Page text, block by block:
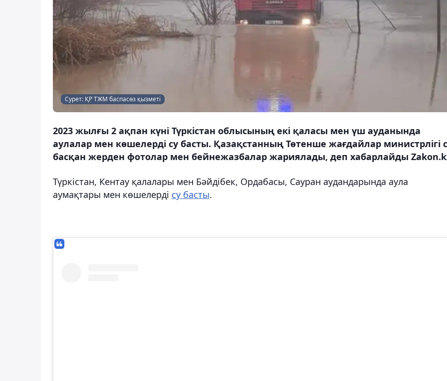
Сурет: ҚР ТЖМ баспасөз қызметі
2023 жылғы 2 ақпан күні Түркістан облысының екі қаласы мен үш ауданында
аулалар мен көшелерді су басты. Қазақстанның Төтенше жағдайлар министрлігі
басқан жерден фотолар мен бейнежазбалар жариялады, деп хабарлайды
Түркістан, Кентау қалалары мен Бәйдібек, Ордабасы, Сауран аудандарында аула
аумақтары мен көшелерді су басты.